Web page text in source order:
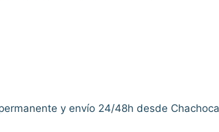
y envío 24/48h desde